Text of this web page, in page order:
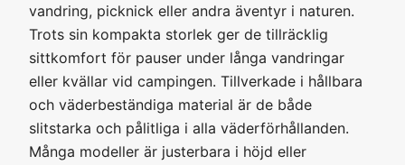
vandring, picknick eller andra äventyr i naturen.
Trots sin kompakta storlek ger de tillräcklig
sittkomfort för pauser under långa vandringar
eller kvällar vid campingen. Tillverkade i hållbara
och väderbeständiga material är de både
slitstarka och pålitliga i alla väderförhållanden.
Många modeller är justerbara i höjd eller